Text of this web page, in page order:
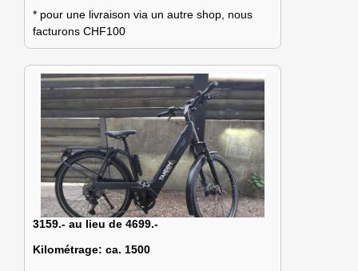
* pour une livraison via un autre shop, nous
facturons CHF100
3159.- au lieu de 4699.-
Kilométrage: ca. 1500